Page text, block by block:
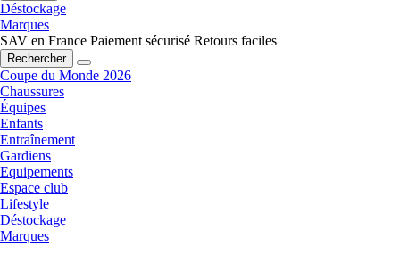
Déstockage
Marques
SAV en France Paiement sécurisé Retours faciles
Rechercher
Coupe du Monde 2026
Chaussures
Équipes
Enfants
Entraînement
Gardiens
Equipements
Espace club
Lifestyle
Déstockage
Marques